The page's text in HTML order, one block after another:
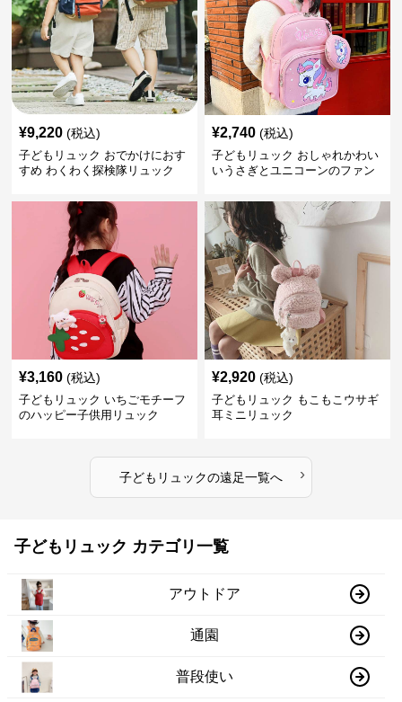
¥9,220 (税込)
子どもリュック おでかけにおす
すめ わくわく探検隊リュック
¥2,740 (税込)
子どもリュック おしゃれかわい
いうさぎとユニコーンのファン
¥3,160 (税込)
子どもリュック いちごモチーフ
のハッピー子供用リュック
¥2,920 (税込)
子どもリュック もこもこウサギ
耳ミニリュック
子どもリュックの遠足一覧へ ›
子どもリュック カテゴリ一覧
アウトドア
通園
普段使い